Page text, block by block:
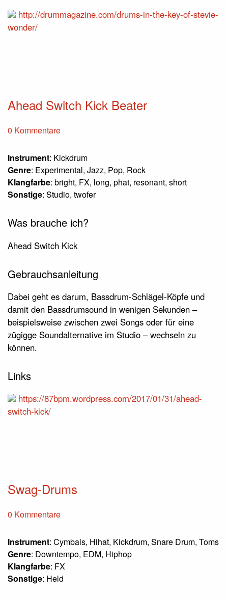
http://drummagazine.com/drums-in-the-key-of-stevie-
wonder/
Ahead Switch Kick Beater
0 Kommentare
Instrument: Kickdrum
Genre: Experimental, Jazz, Pop, Rock
Klangfarbe: bright, FX, long, phat, resonant, short
Sonstige: Studio, twofer
Was brauche ich?
Ahead Switch Kick
Gebrauchsanleitung
Dabei geht es darum, Bassdrum-Schlägel-Köpfe und
damit den Bassdrumsound in wenigen Sekunden –
beispielsweise zwischen zwei Songs oder für eine
zügigge Soundalternative im Studio – wechseln zu
können.
Links
https://87bpm.wordpress.com/2017/01/31/ahead-
switch-kick/
Swag-Drums
0 Kommentare
Instrument: Cymbals, Hihat, Kickdrum, Snare Drum, Toms
Genre: Downtempo, EDM, Hiphop
Klangfarbe: FX
Sonstige: Held